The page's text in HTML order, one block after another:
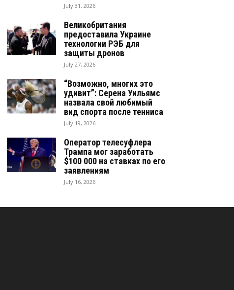
July 31, 2026
Великобритания
предоставила Украине
технологии РЭБ для
защиты дронов
July 27, 2026
“Возможно, многих это
удивит”: Серена Уильямс
назвала свой любимый
вид спорта после тенниса
July 19, 2026
Оператор телесуфлера
Трампа мог заработать
$100 000 на ставках по его
заявлениям
July 16, 2026